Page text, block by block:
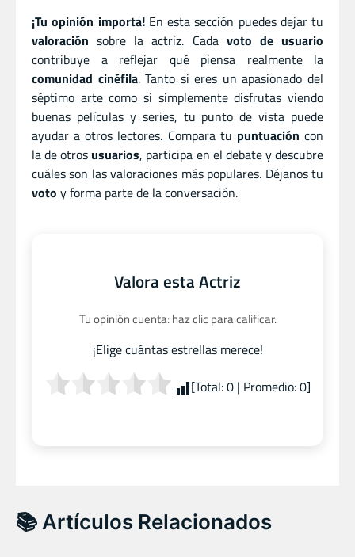
¡Tu opinión importa!En esta sección puedes dejar tu
valoración sobre la actriz. Cada voto de usuario
contribuye a reflejar qué piensa realmente la
comunidad cinéfila. Tanto si eres un apasionado del
séptimo arte como si simplemente disfrutas viendo
buenas películas y series, tu punto de vista puede
ayudar a otros lectores. Compara tu puntuación con
la de otros usuarios, participa en el debate y descubre
cuáles son las valoraciones más populares. Déjanos tu
voto y forma parte de la conversación.
Valora esta Actriz
Tu opinión cuenta: haz clic para calificar.
¡Elige cuántas estrellas merece!
[Total:0| Promedio:0]
📚 Artículos Relacionados